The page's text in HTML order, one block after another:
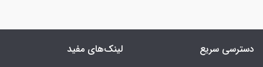
دسترسی سریع لینک‌های مفید